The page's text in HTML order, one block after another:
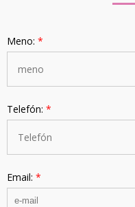
Meno: *
Telefón: *
Email: *